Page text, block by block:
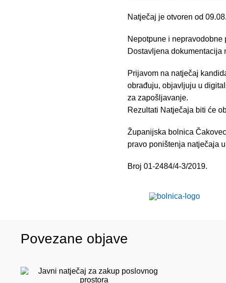
Natječaj je otvoren od
Nepotpune i
Dostavljena dokumentacija
Prijavom na natječaj
obrađuju, objavljuju u
za zapošljavanje.
Rezultati Natječaja biti će
Županijska bolnica
pravo poništenja natječaja
Broj 01-2484/4-3/2019.
Povezane objave